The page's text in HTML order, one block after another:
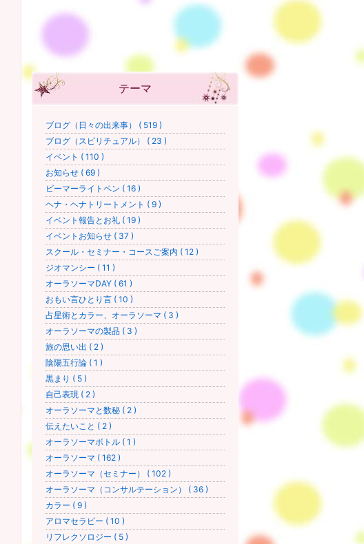
テーマ
ブログ（日々の出来事） ( 519 )
ブログ（スピリチュアル） ( 23 )
イベント ( 110 )
お知らせ ( 69 )
ビーマーライトペン ( 16 )
ヘナ・ヘナトリートメント ( 9 )
イベント報告とお礼 ( 19 )
イベントお知らせ ( 37 )
スクール・セミナー・コースご案内 ( 12 )
ジオマンシー ( 11 )
オーラソーマDAY ( 61 )
おもい言ひとり言 ( 10 )
占星術とカラー、オーラソーマ ( 3 )
オーラソーマの製品 ( 3 )
旅の思い出 ( 2 )
陰陽五行論 ( 1 )
黒まり ( 5 )
自己表現 ( 2 )
オーラソーマと数秘 ( 2 )
伝えたいこと ( 2 )
オーラソーマボトル ( 1 )
オーラソーマ ( 162 )
オーラソーマ（セミナー） ( 102 )
オーラソーマ（コンサルテーション） ( 36 )
カラー ( 9 )
アロマセラピー ( 10 )
リフレクソロジー ( 5 )